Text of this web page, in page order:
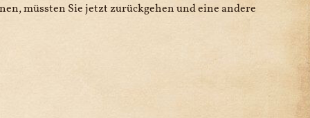
müssten Sie jetzt zurückgehen und eine andere